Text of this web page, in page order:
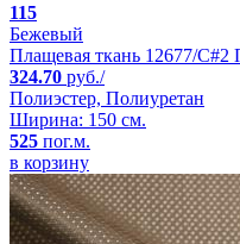
115
Бежевый
Плащевая ткань 12677/
324.70 руб./
Полиэстер, Полиуретан
Ширина: 150 см.
525 пог.м.
в корзину